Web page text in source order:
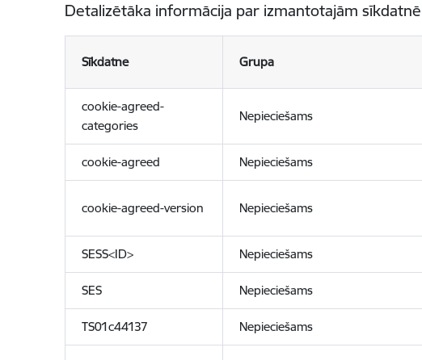
Detalizētāka informācija par izmantotajām
Sīkdatne Grupa
cookie-agreed-
categories
Nepieciešams
cookie-agreed Nepieciešams
cookie-agreed-version Nepieciešams
SESS<ID> Nepieciešams
SES Nepieciešams
TS01c44137 Nepieciešams